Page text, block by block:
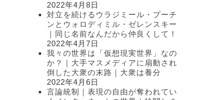
2022年4月8日
対立を続けるウラジミール・プーチ
ンとウォロディミル・ゼレンスキー
｜同じ名前なんだから仲良くして！
2022年4月7日
我々の世界は「仮想現実世界」なの
か？｜大手マスメディアに扇動され
倒した大衆の末路｜大衆は養分
2022年4月6日
言論統制｜表現の自由が奪われてい